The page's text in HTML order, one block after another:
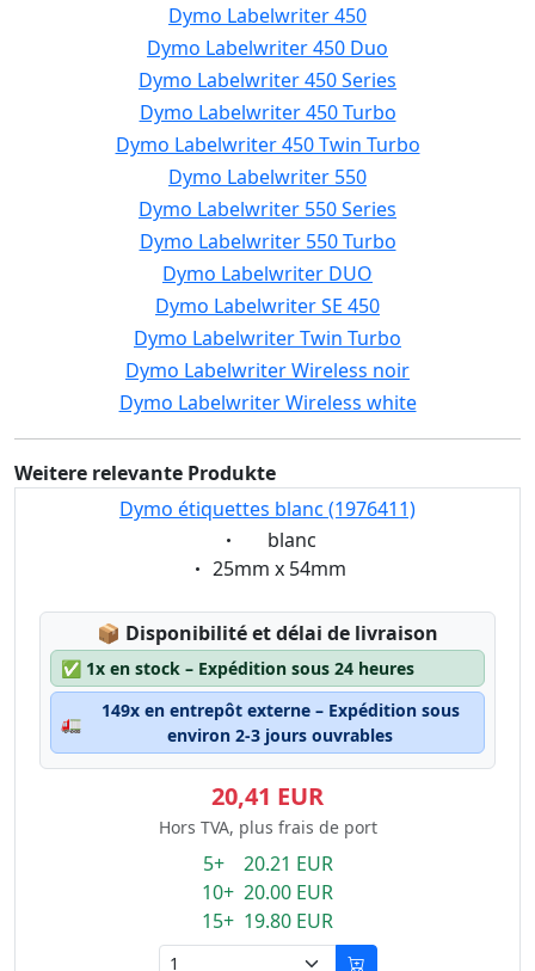
Dymo Labelwriter 450
Dymo Labelwriter 450 Duo
Dymo Labelwriter 450 Series
Dymo Labelwriter 450 Turbo
Dymo Labelwriter 450 Twin Turbo
Dymo Labelwriter 550
Dymo Labelwriter 550 Series
Dymo Labelwriter 550 Turbo
Dymo Labelwriter DUO
Dymo Labelwriter SE 450
Dymo Labelwriter Twin Turbo
Dymo Labelwriter Wireless noir
Dymo Labelwriter Wireless white
Weitere relevante Produkte
Dymo étiquettes blanc (1976411)
Eigenschaft:
blanc
Eigenschaft:
25mm x 54mm
📦 Lagerstatus:
Disponibilité et délai de livraison
✅ 1x en stock – Expédition sous 24 heures
🚛
149x en entrepôt externe – Expédition sous
environ 2-3 jours ouvrables
20,41 EUR
Hors TVA, plus frais de port
5+ 20.21 EUR
10+ 20.00 EUR
15+ 19.80 EUR